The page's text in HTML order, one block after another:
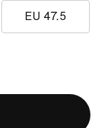
EU 47.5